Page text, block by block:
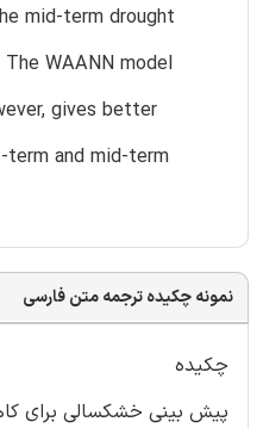
mid-term drought
WAANN model
gives better
term and mid-term
نمونه چکیده ترجمه متن فارسی
چکیده
پیش بینی خشکسالی برای